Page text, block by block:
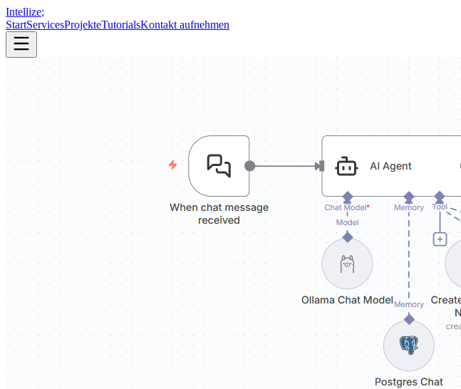
Intellize;
StartServicesProjekteTutorialsKontakt aufnehmen